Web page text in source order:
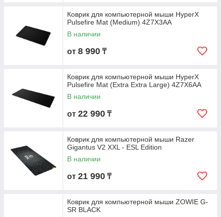
Коврик для компьютерной мыши HyperX
Pulsefire Mat (Medium) 4Z7X3AA
В наличии
от 8 990 ₸
Коврик для компьютерной мыши HyperX
Pulsefire Mat (Extra Extra Large) 4Z7X6AA
В наличии
от 22 990 ₸
Коврик для компьютерной мыши Razer
Gigantus V2 XXL - ESL Edition
В наличии
от 21 990 ₸
Коврик для компьютерной мыши ZOWIE G-
SR BLACK